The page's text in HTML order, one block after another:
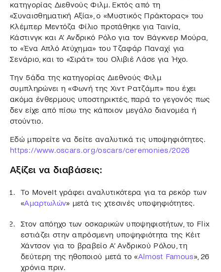
κατηγορίας Διεθνούς Φιλμ. Εκτός από τη
«Συναισθηματική Αξία», ο «Μυστικός Πράκτορας» του
Κλέμπερ Μεντόζα Φίλιο προτάθηκε για Ταινία,
Κάστινγκ και Α’ Ανδρικό Ρόλο για τον Βάγκνερ Μούρα,
το «Ένα Απλό Ατύχημα» του Τζαφάρ Παναχί για
Σενάριο, και το «Σιράτ» του Ολιβιέ Λάσε για Ήχο.
Την 5άδα της κατηγορίας Διεθνούς Φιλμ
συμπληρώνει η «Φωνή της Χιντ Ρατζάμπ» που έχει
ακόμα ένθερμους υποστηρικτές, παρά το γεγονός πως
δεν είχε από πίσω της κάποιον μεγάλο διανομέα ή
στούντιο.
Εδώ μπορείτε να δείτε αναλυτικά τις υποψηφιότητες.
https://www.oscars.org/oscars/ceremonies/2026
Αξίζει να διαβάσεις:
Το MoveIt γράφει αναλυτικότερα για τα ρεκόρ των
«Αμαρτωλών» μετά τις χτεσινές υποψηφιότητες.
Στον απόηχο των οσκαρικών υποψηφιοτήτων, το Flix
εστιάζει στην απρόσμενη υποψηφιότητα της Κέιτ
Χάντσον για το βραβείο Α’ Ανδρικού Ρόλου, τη
δεύτερη της ηθοποιού μετά το «Almost Famous», 26
χρόνια πριν.